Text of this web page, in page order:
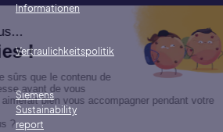
Informationen
Vertraulichkeitspolitik
Siemens
Sustainability
report